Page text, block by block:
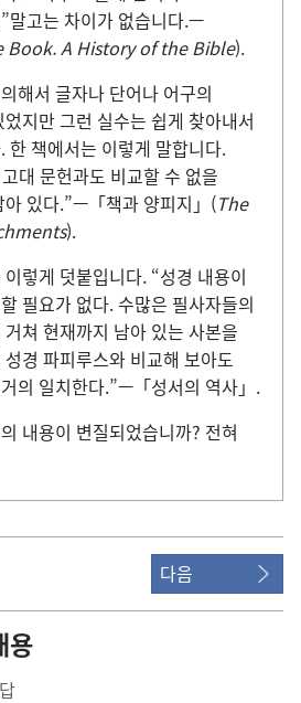
말고는 차이가 없습니다.—
Book. A History of the Bible).
해서 글자나 단어나 어구의
지만 그런 실수는 쉽게 찾아내서
한 책에서는 이렇게 말합니다.
대 문헌과도 비교할 수 없을
아 있다.”—「책과 양피지」(The
).
렇게 덧붙입니다. “성경 내용이
필요가 없다. 수많은 필사자들의
쳐 현재까지 남아 있는 사본을
경 파피루스와 비교해 보아도
의 일치한다.”—「성서의 역사」.
내용이 변질되었습니까? 전혀
다음
용